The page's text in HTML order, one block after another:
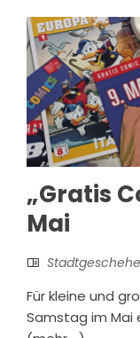
„Gratis
Mai
Für kleine und
Samstag im Mai